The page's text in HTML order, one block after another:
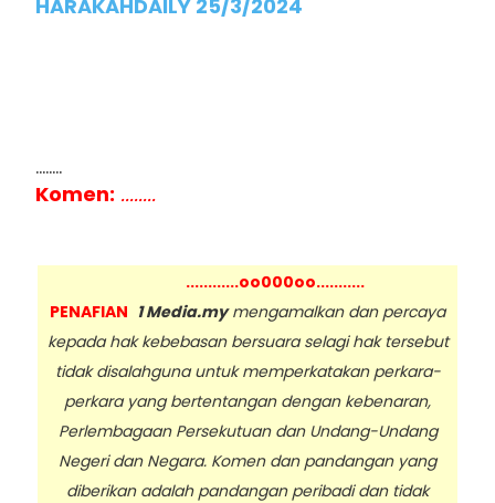
HARAKAHDAILY 25/3/2024
........
Komen: ........
............oo000oo...........
PENAFIAN 1 Media.mymengamalkan dan percaya
kepada hak kebebasan bersuara selagi hak tersebut
tidak disalahguna untuk memperkatakan perkara-
perkara yang bertentangan dengan kebenaran,
Perlembagaan Persekutuan dan Undang-Undang
Negeri dan Negara. Komen dan pandangan yang
diberikan adalah pandangan peribadi dan tidak